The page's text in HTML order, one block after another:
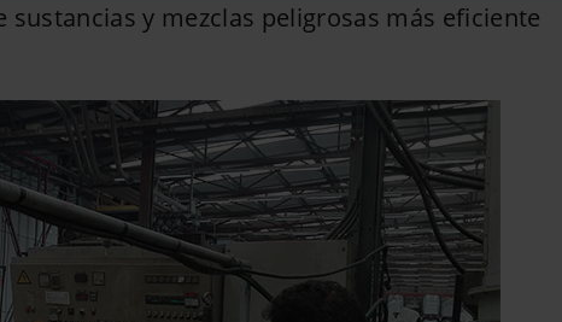
y mezclas peligrosas más eficiente